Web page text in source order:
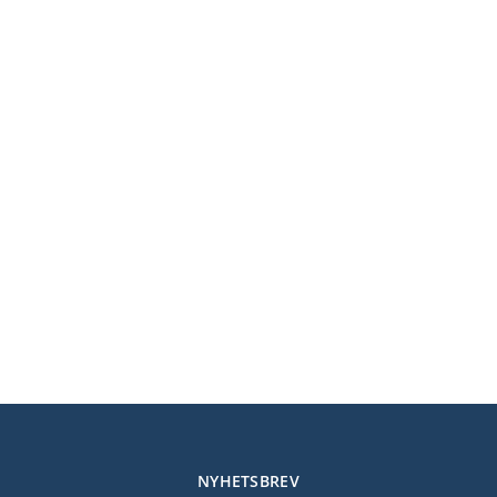
NYHETSBREV